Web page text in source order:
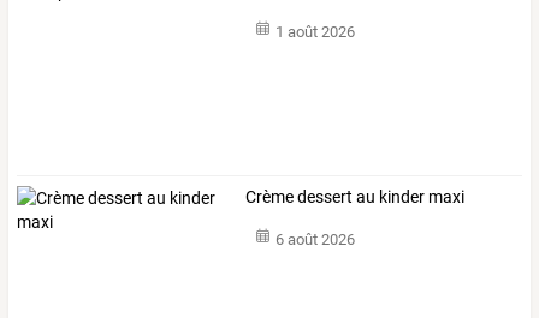
1 août 2026
Crème dessert au kinder maxi
6 août 2026